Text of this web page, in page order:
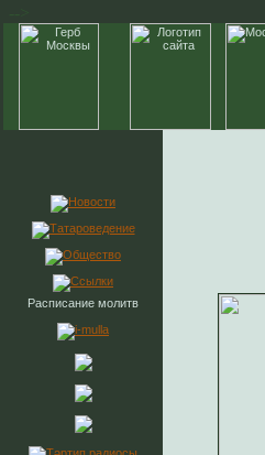
Расписание молитв